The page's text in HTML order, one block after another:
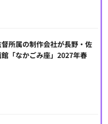
所属の制作会社が長野・佐
「なかごみ座」2027年春